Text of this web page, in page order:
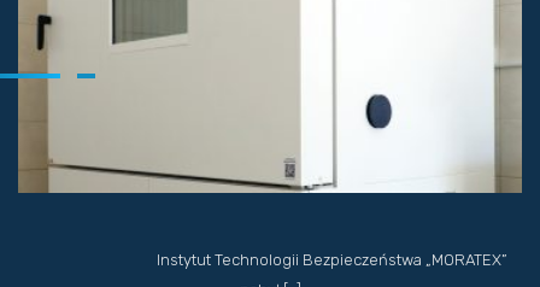
Instytut Technologii Bezpieczeństwa „MORATEX”